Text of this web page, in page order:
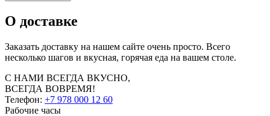
О доставке
Заказать доставку на нашем сайте очень просто. Всего
несколько шагов и вкусная, горячая еда на вашем столе.
С НАМИ ВСЕГДА ВКУСНО,
ВСЕГДА ВОВРЕМЯ!
Телефон: +7 978 000 12 60
Рабочие часы